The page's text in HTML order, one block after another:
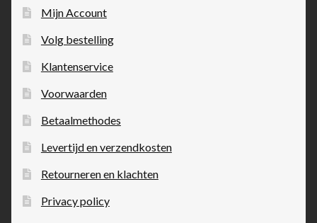
Mijn Account
Volg bestelling
Klantenservice
Voorwaarden
Betaalmethodes
Levertijd en verzendkosten
Retourneren en klachten
Privacy policy